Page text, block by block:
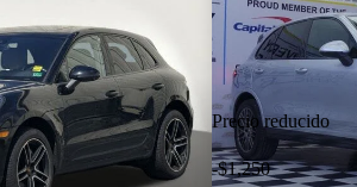
Precio reducido
-$1,250